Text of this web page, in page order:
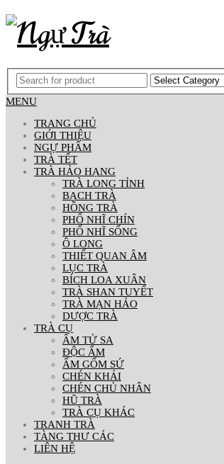
MENU
TRANG CHỦ
GIỚI THIỆU
NGỰ PHẨM
TRÀ TẾT
TRÀ HẢO HẠNG
TRÀ LONG TỈNH
BẠCH TRÀ
HỒNG TRÀ
PHỔ NHĨ CHÍN
PHỔ NHĨ SỐNG
Ô LONG
THIẾT QUAN ÂM
LỤC TRÀ
BÍCH LOA XUÂN
TRÀ SHAN TUYẾT
TRÀ MẠN HẢO
DƯỢC TRÀ
TRÀ CỤ
ẤM TỬ SA
ĐỘC ẨM
ẤM GỐM SỨ
CHÉN KHẢI
CHÉN CHỦ NHÂN
HŨ TRÀ
TRÀ CỤ KHÁC
TRANH TRÀ
TÀNG THƯ CÁC
LIÊN HỆ